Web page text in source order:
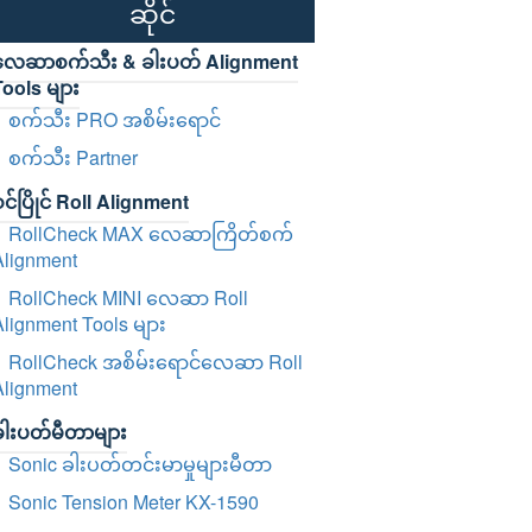
ဆိုင်
ဆာစက်သီး & ခါးပတ် Alignment
များ
စက်သီး PRO အစိမ်းရောင်
စက်သီး Partner
ပြိုင် Roll Alignment
RollCheck MAX လေဆာကြိတ်စက်
RollCheck MINI လေဆာ Roll
Tools များ
RollCheck အစိမ်းရောင်လေဆာ Roll
းပတ်မီတာများ
Sonic ခါးပတ်တင်းမာမှုများမီတာ
Sonic Tension Meter KX-1590